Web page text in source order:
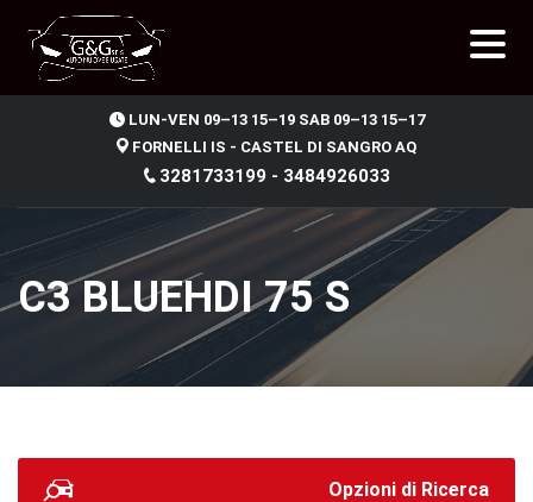
LUN-VEN 09–13 15–19 SAB 09–13 15–17
FORNELLI IS - CASTEL DI SANGRO AQ
3281733199 - 3484926033
C3 BLUEHDI 75 S
Opzioni di Ricerca